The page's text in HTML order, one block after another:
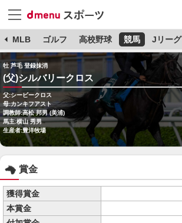
MLB ゴルフ 高校野球 競馬 Jリーグ
牡 芦毛 登録抹消
(父)シルバリークロス
父:シービークロス
母:カンキフアスト
調教師:高松 邦男 (美浦)
馬主:横山 秀男
生産者:豊洋牧場
賞金
獲得賞金
本賞金